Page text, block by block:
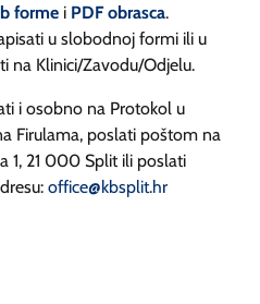
forme i PDF obrasca.
u slobodnoj formi ili u
na Klinici/Zavodu/Odjelu.
i osobno na Protokol u
Firulama, poslati poštom na
1, 21 000 Split ili poslati
office@kbsplit.hr